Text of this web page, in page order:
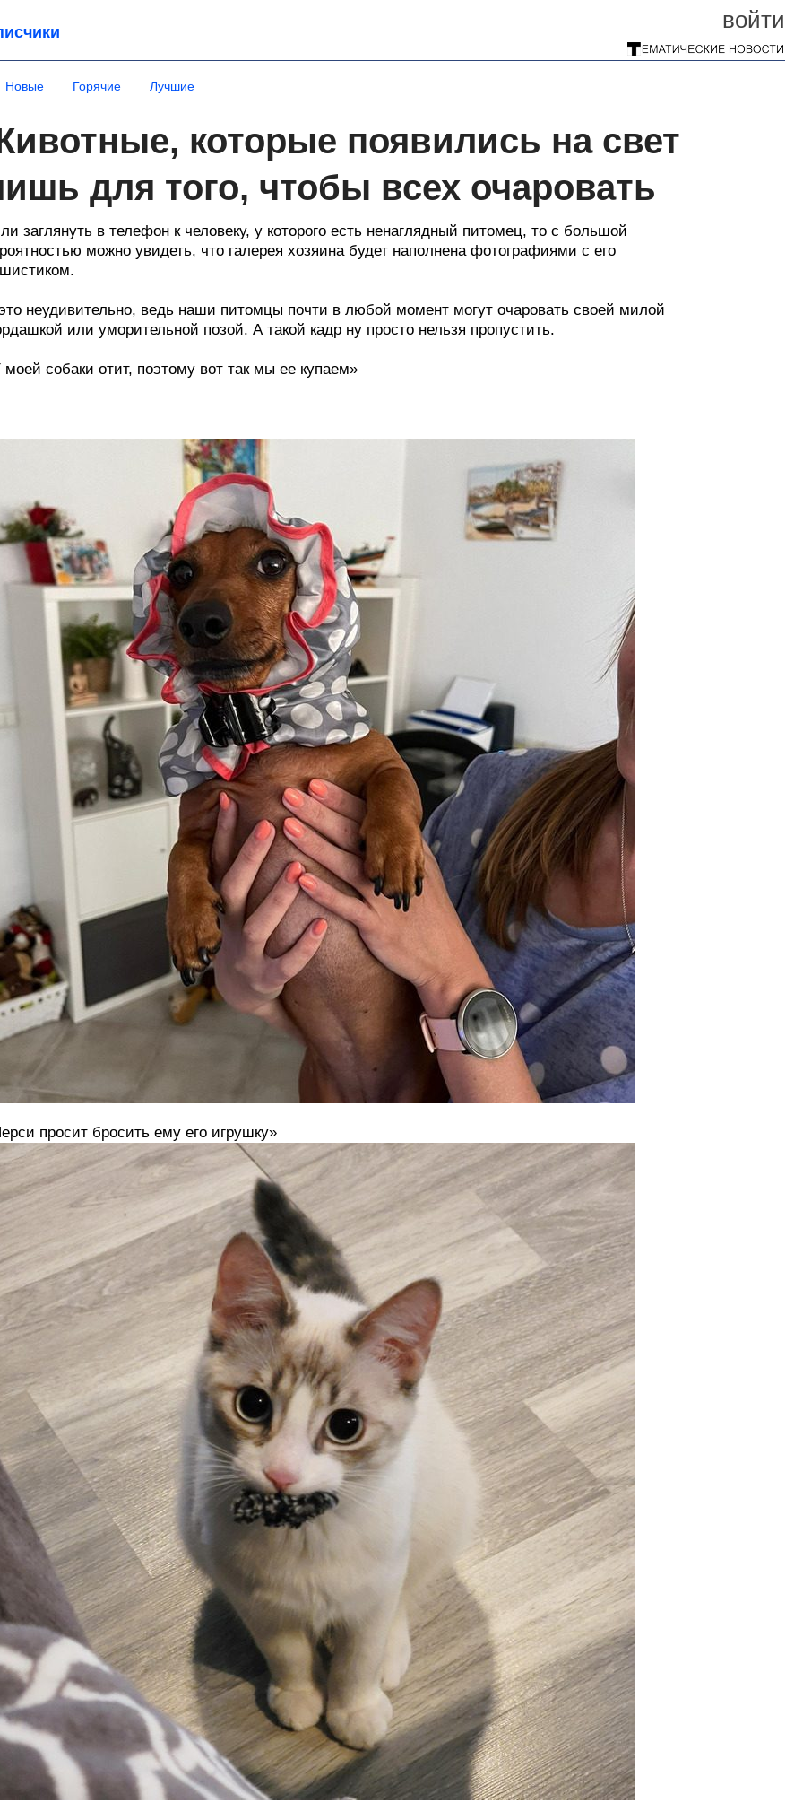
войти
Новые Горячие Лучшие
которые появились на свет
для того, чтобы всех очаровать
заглянуть в телефон к человеку, у которого есть ненаглядный питомец, то с большой
можно увидеть, что галерея хозяина будет наполнена фотографиями с его
неудивительно, ведь наши питомцы почти в любой момент могут очаровать своей милой
или уморительной позой. А такой кадр ну просто нельзя пропустить.
моей собаки отит, поэтому вот так мы ее купаем»
просит бросить ему его игрушку»